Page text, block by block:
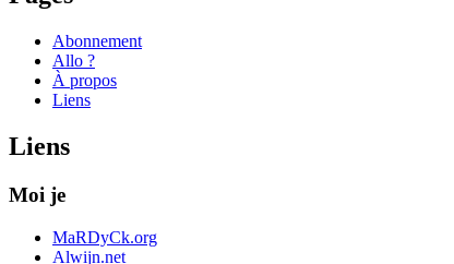
Abonnement
Allo ?
À propos
Liens
Liens
Moi je
MaRDyCk.org
Alwijn.net